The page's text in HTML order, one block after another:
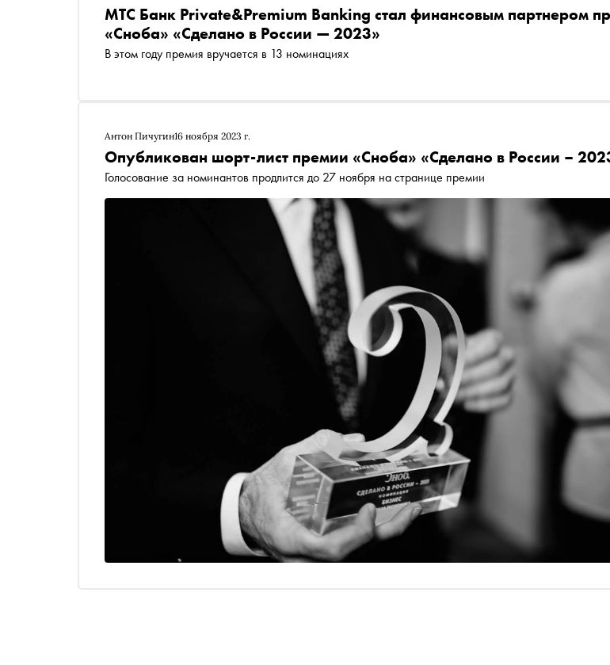
МТС Банк Private&Premium Banking стал финансовым партнером
«Сноба» «Сделано в России — 2023»
В этом году премия вручается в 13 номинациях
Антон Пичугин16 ноября 2023 г.
Опубликован шорт-лист премии «Сноба» «Сделано в России –
Голосование за номинантов продлится до 27 ноября на странице премии